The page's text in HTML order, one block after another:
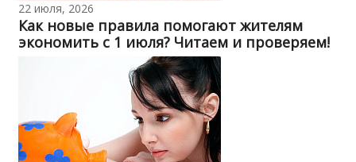
22 июля, 2026
Как новые правила помогают жителям
экономить с 1 июля? Читаем и проверяем!